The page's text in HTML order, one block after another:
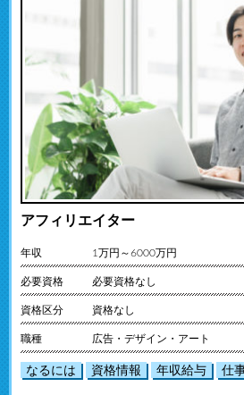
アフィリエイター
年収 1万円～6000万円
必要資格 必要資格なし
資格区分 資格なし
職種 広告・デザイン・アート
なるには 資格情報 年収給与 仕